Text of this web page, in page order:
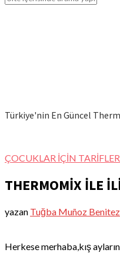
Türkiye'nin En Güncel
ÇOCUKLAR İÇİN TARİFLER
THERMOMİX İLE
yazan Tuğba Muñoz Benitez
Herkese merhaba,kış